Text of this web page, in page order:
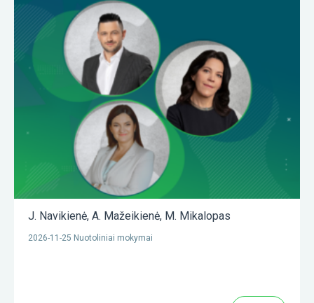
J. Navikienė, A. Mažeikienė, M. Mikalopas
2026-11-25 Nuotoliniai mokymai